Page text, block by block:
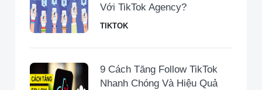
Với TikTok Agency?
TIKTOK
9 Cách Tăng Follow TikTok
Nhanh Chóng Và Hiệu Quả